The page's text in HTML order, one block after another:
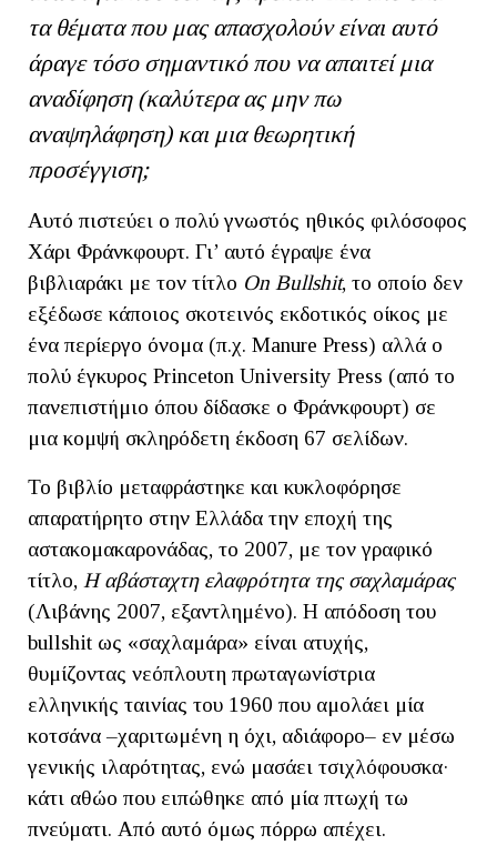
τα θέματα που μας απασχολούν είναι αυτό
άραγε τόσο σημαντικό που να απαιτεί μια
αναδίφηση (καλύτερα ας μην πω
αναψηλάφηση) και μια θεωρητική
προσέγγιση;
Αυτό πιστεύει ο πολύ γνωστός ηθικός φιλόσοφος
Χάρι Φράνκφουρτ. Γι’ αυτό έγραψε ένα
βιβλιαράκι με τον τίτλο Οn Bullshit, το οποίο δεν
εξέδωσε κάποιος σκοτεινός εκδοτικός οίκος με
ένα περίεργο όνομα (π.χ. Μanure Press) αλλά ο
πολύ έγκυρος Princeton University Press (από το
πανεπιστήμιο όπου δίδασκε ο Φράνκφουρτ) σε
μια κομψή σκληρόδετη έκδοση 67 σελίδων.
Το βιβλίο μεταφράστηκε και κυκλοφόρησε
απαρατήρητο στην Ελλάδα την εποχή της
αστακομακαρονάδας, το 2007, με τον γραφικό
τίτλο, Η αβάσταχτη ελαφρότητα της σαχλαμάρας
(Λιβάνης 2007, εξαντλημένο). Η απόδοση του
bullshit ως «σαχλαμάρα» είναι ατυχής,
θυμίζοντας νεόπλουτη πρωταγωνίστρια
ελληνικής ταινίας του 1960 που αμολάει μία
κοτσάνα –χαριτωμένη η όχι, αδιάφορο– εν μέσω
γενικής ιλαρότητας, ενώ μασάει τσιχλόφουσκα·
κάτι αθώο που ειπώθηκε από μία πτωχή τω
πνεύματι. Από αυτό όμως πόρρω απέχει.